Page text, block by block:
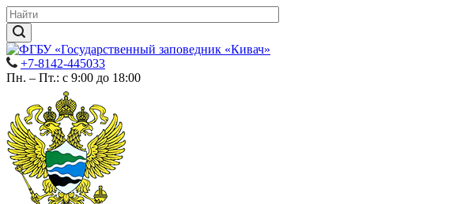
+7-8142-445033
Пн. – Пт.: с 9:00 до 18:00